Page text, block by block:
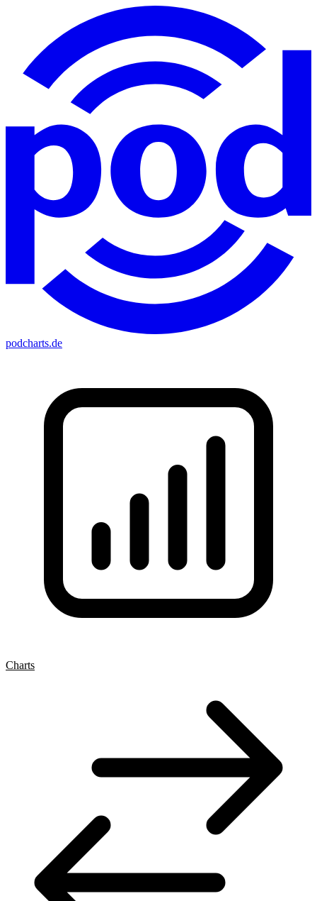
podcharts.de
Charts